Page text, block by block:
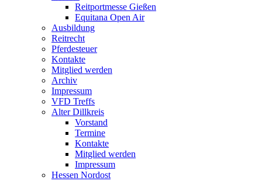
Reitportmesse Gießen
Equitana Open Air
Ausbildung
Reitrecht
Pferdesteuer
Kontakte
Mitglied werden
Archiv
Impressum
VFD Treffs
Alter Dillkreis
Vorstand
Termine
Kontakte
Mitglied werden
Impressum
Hessen Nordost